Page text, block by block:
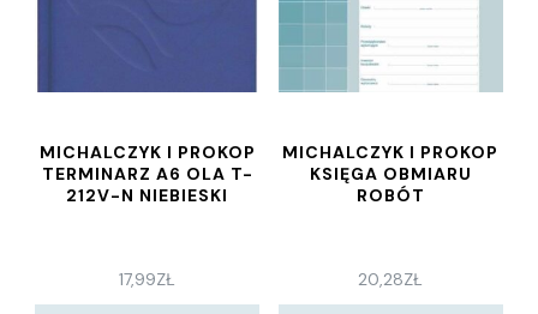
MICHALCZYK I PROKOP
TERMINARZ A6 OLA T-
212V-N NIEBIESKI
17,99ZŁ
MICHALCZYK I PROKOP
KSIĘGA OBMIARU
ROBÓT
20,28ZŁ